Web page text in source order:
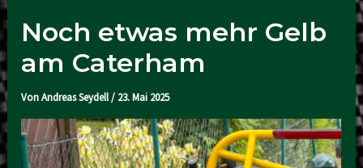
Noch etwas mehr Gelb
am Caterham
VonAndreas Seydell/ 23. Mai 2025